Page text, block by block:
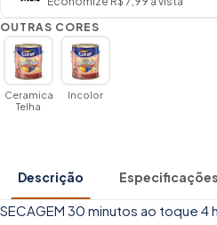
OUTRAS CORES
Ceramica
Telha
Incolor
Descrição
SECAGEM 30 minutos ao toque 4